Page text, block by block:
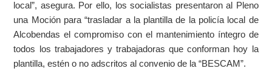
local”, asegura. Por ello, los socialistas presentaron al Pleno
una Moción para “trasladar a la plantilla de la policía local de
Alcobendas el compromiso con el mantenimiento íntegro de
todos los trabajadores y trabajadoras que conforman hoy la
plantilla, estén o no adscritos al convenio de la “BESCAM”.